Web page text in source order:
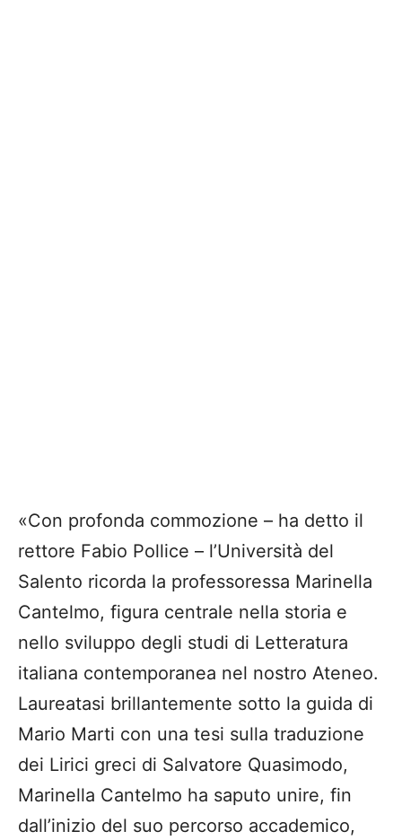
«Con profonda commozione – ha detto il
rettore Fabio Pollice – l’Università del
Salento ricorda la professoressa Marinella
Cantelmo, figura centrale nella storia e
nello sviluppo degli studi di Letteratura
italiana contemporanea nel nostro Ateneo.
Laureatasi brillantemente sotto la guida di
Mario Marti con una tesi sulla traduzione
dei Lirici greci di Salvatore Quasimodo,
Marinella Cantelmo ha saputo unire, fin
dall’inizio del suo percorso accademico,